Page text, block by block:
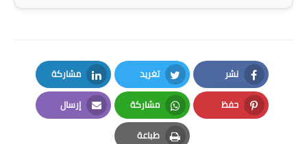
المرحلة الاعدادية
المرحلة الابتدائية
المرحلة المتوسطة
المرحلة الاعدادية
نشر
Facebook
تغريد
Twitter
مشاركة
LinkedIn
حفظ
Pinterest
مشاركة
Whatsapp
إرسال
Email
طباعة